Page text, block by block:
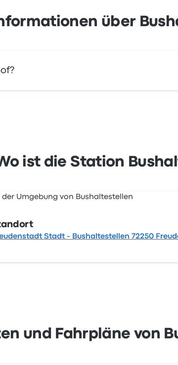
über
ist die Station
Stadt - Bushaltestellen 72250
und Fahrpläne von